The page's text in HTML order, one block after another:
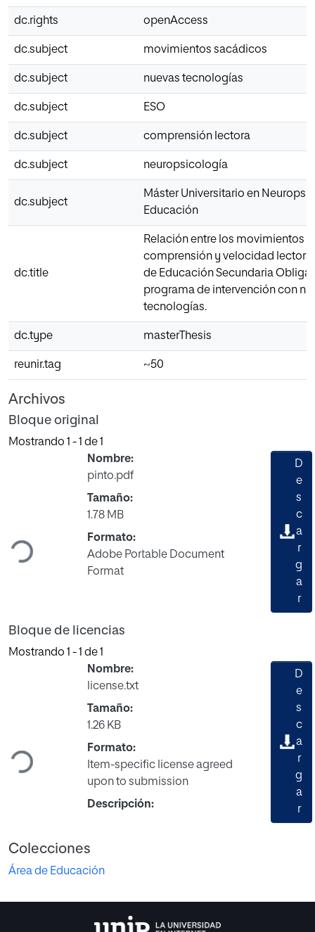
dc.rights openAccess
dc.subject movimientos sacádicos
dc.subject nuevas tecnologías
dc.subject ESO
dc.subject comprensión lectora
dc.subject neuropsicología
dc.subject
Máster Universitario en
Educación
dc.title
Relación entre los movimientos
comprensión y velocidad lectora
de Educación Secundaria
programa de intervención con
tecnologías.
dc.type masterThesis
reunir.tag ~50
Archivos
Bloque original
Mostrando 1 - 1 de 1
Cargando...
Nombre:
pinto.pdf
Tamaño:
1.78 MB
Formato:
Adobe Portable Document
Format
D
e
s
c
a
r
g
a
r
Bloque de licencias
Mostrando 1 - 1 de 1
Cargando...
Nombre:
license.txt
Tamaño:
1.26 KB
Formato:
Item-specific license agreed
upon to submission
Descripción:
D
e
s
c
a
r
g
a
r
Colecciones
Área de Educación